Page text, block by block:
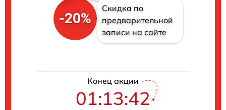
-20%
Скидка по
предварительной
записи на сайте
Конец акции
01:13:41